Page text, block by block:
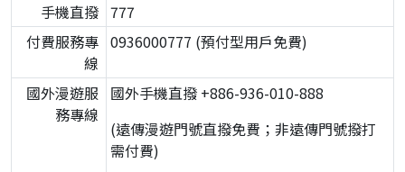
手機直撥 777
付費服務專
線
0936000777 (預付型用戶免費)
國外漫遊服
務專線
國外手機直撥 +886-936-010-888
(遠傳漫遊門號直撥免費；非遠傳門號撥打
需付費)